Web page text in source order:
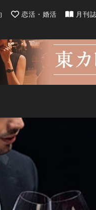
新のグルメ、洗練された
恋活・婚活 月刊誌